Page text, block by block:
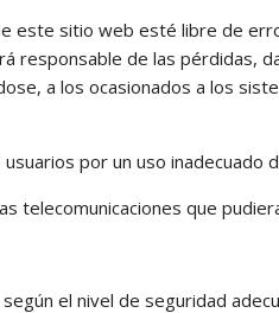
este sitio web esté libre de
responsable de las pérdidas,
a los ocasionados a los
por un uso inadecuado
telecomunicaciones que
el nivel de seguridad